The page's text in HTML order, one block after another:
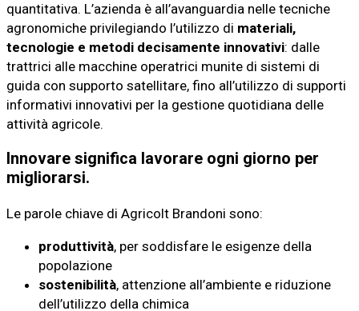
quantitativa. L’azienda è all’avanguardia nelle tecniche
agronomiche privilegiando l’utilizzo di materiali,
tecnologie e metodi decisamente innovativi: dalle
trattrici alle macchine operatrici munite di sistemi di
guida con supporto satellitare, fino all’utilizzo di supporti
informativi innovativi per la gestione quotidiana delle
attività agricole.
Innovare significa lavorare ogni giorno per
migliorarsi.
Le parole chiave di Agricolt Brandoni sono:
produttività, per soddisfare le esigenze della
popolazione
sostenibilità, attenzione all’ambiente e riduzione
dell’utilizzo della chimica